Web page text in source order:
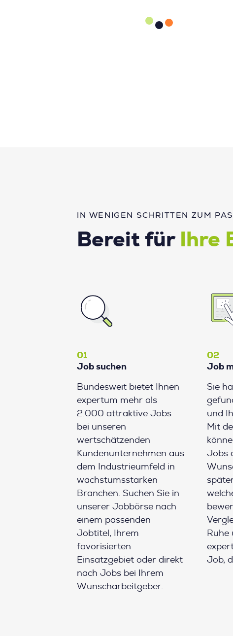
IN WENIGEN SCHRITTEN ZUM
Bereit für Ihre
01
Job suchen
Bundesweit bietet Ihnen
expertum mehr als
2.000 attraktive Jobs
bei unseren
wertschätzenden
Kundenunternehmen aus
dem Industrieumfeld in
wachstumsstarken
Branchen. Suchen Sie in
unserer Jobbörse nach
einem passenden
Jobtitel, Ihrem
favorisierten
Einsatzgebiet oder direkt
nach Jobs bei Ihrem
Wunscharbeitgeber.
02
Job
Sie
und
Mit
Jobs
Ruhe
Job,